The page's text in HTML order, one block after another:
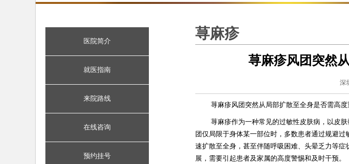
医院简介
就医指南
来院路线
在线咨询
预约挂号
荨麻疹
荨麻疹风团突然
深
荨麻疹风团突然从局部扩散至全身是否需高度
荨麻疹作为一种常见的过敏性皮肤病，以皮
团仅局限于身体某一部位时，多数患者通过规避
速扩散至全身，甚至伴随呼吸困难、头晕乏力等
展，需要引起患者及家属的高度警惕和及时干预。